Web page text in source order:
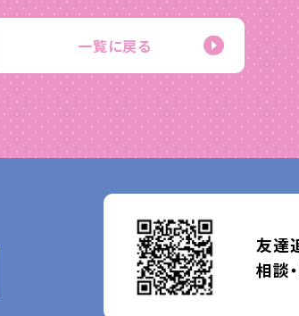
一覧に戻る
友達
相談